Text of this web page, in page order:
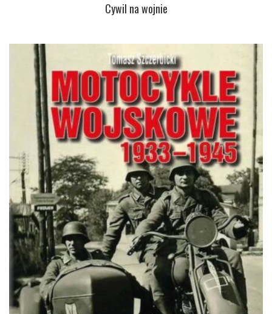
Cywil na wojnie